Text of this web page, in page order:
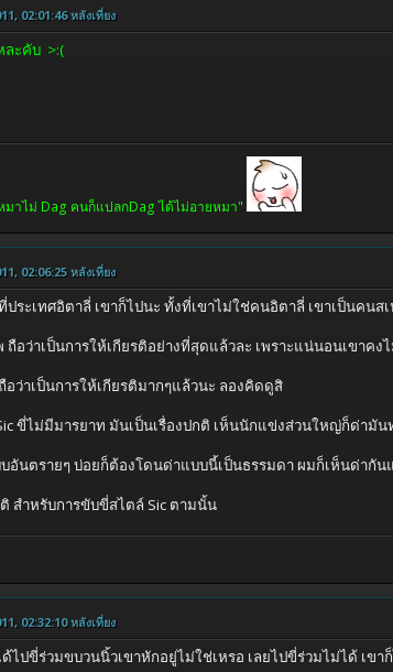
02:01:46 หลังเที่ยง
ละคับ >:(
มาไม่ Dag คนก็แปลกDag ได้ไม่อายหมา"
02:06:25 หลังเที่ยง
ประเทศอิตาลี่ เขาก็ไปนะ ทั้งที่เขาไม่ใช่คนอิตาลี่ เขาเป็นคน
ถือว่าเป็นการให้เกียรติอย่างที่สุดแล้วละ เพราะแน่นอนเขาค
อว่าเป็นการให้เกียรติมากๆแล้วนะ ลองคิดดูสิ
ขี่ไม่มีมารยาท มันเป็นเรื่องปกติ เห็นนักแข่งส่วนใหญ่ก็ด่ามั
อันตรายๆ บ่อยก็ต้องโดนด่าแบบนี้เป็นธรรมดา ผมก็เห็นด่ากั
สำหรับการขับขี่สไตล์ Sic ตามนั้น
02:32:10 หลังเที่ยง
ไปขี่ร่วมขบวนนิ้วเขาหักอยู่ไม่ใช่เหรอ เลยไปขี่ร่วมไม่ได้ เข